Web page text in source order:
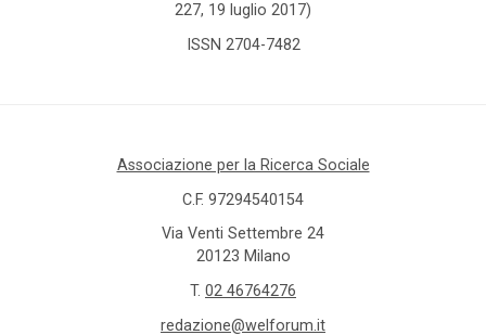
227, 19 luglio 2017)
ISSN 2704-7482
Associazione per la Ricerca Sociale
C.F. 97294540154
Via Venti Settembre 24
20123 Milano
T. 02 46764276
redazione@welforum.it